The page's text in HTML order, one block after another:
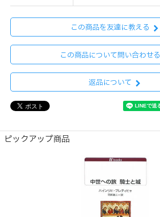
この商品を友達に教える
この商品について問い合わせる
返品について
ピックアップ商品